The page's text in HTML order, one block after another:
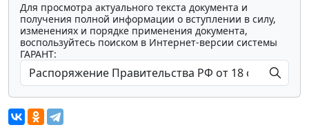
Для просмотра актуального текста документа и
получения полной информации о вступлении в силу,
изменениях и порядке применения документа,
воспользуйтесь поиском в Интернет-версии системы
ГАРАНТ: